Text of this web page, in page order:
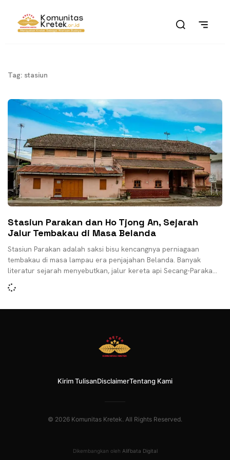
Tag: stasiun
Stasiun Parakan dan Ho Tjong An, Sejarah
Jalur Tembakau di Masa Belanda
Stasiun Parakan adalah saksi bisu kencangnya perniagaan
tembakau di masa lampau era penjajahan Belanda. Banyak
literatur sejarah menyebutkan, jalur kereta api Secang-Parakan
di Daerah Operasi
Kirim TulisanDisclaimerTentang Kami
© 2026 Komunitas Kretek. All Rights Reserved.
Dikembangkan oleh Alifbata Digital